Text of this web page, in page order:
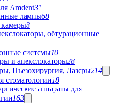
Amdent31
лампы68
камеры8
обтурационные
системы10
и апекслокаторы28
Пьезохирургия, Лазеры214
стоматологии18
аппараты для
163